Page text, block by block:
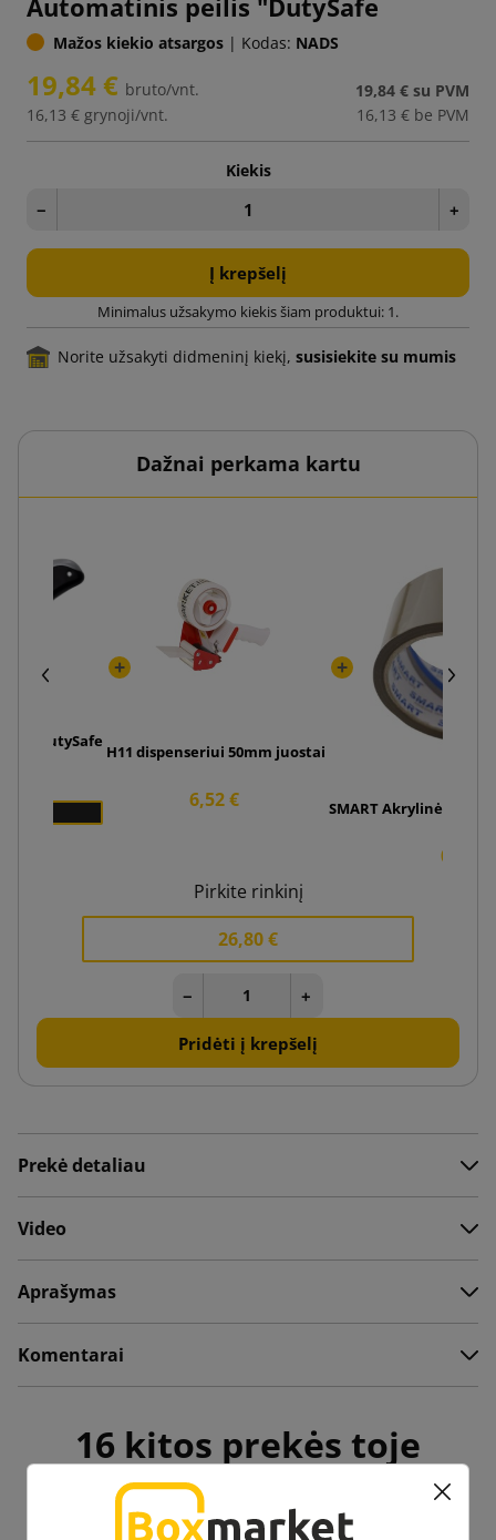
Mažos kiekio atsargos | Kodas: NADS
19,84 € bruto/vnt.
16,13 € grynoji/vnt.
19,84 € su PVM
16,13 € be PVM
Kiekis
− +
Į krepšelį
Minimalus užsakymo kiekis šiam produktui: 1.
Norite užsakyti didmeninį kiekį, susisiekite su mumis
Dažnai perkama kartu
"DutySafe
H11 dispenseriui 50mm juostai
6,52 € SMART Akrylinė ruda
0,86 €
Pirkite rinkinį
26,80 €
− +
Pridėti į krepšelį
Prekė detaliau
Video
Aprašymas
Komentarai
16 kitos prekės toje
pačioje kategorijoje: